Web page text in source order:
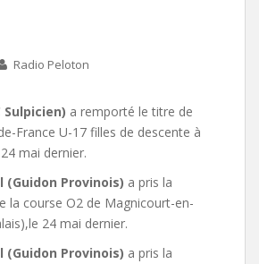
Radio Peloton
Sulpicien) a remporté le titre de
France U-17 filles de descente à
mai dernier.
Provinois) a pris la
la course O2 de Magnicourt-en-
24 mai dernier.
Provinois) a pris la